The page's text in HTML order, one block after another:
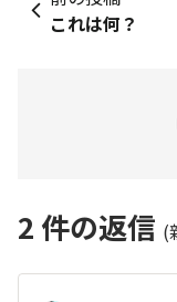
これは何？
2 件の返信 (